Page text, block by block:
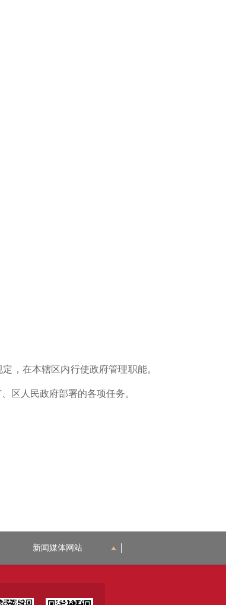
，在本辖区内行使政府管理职能。
区人民政府部署的各项任务。
新闻媒体网站